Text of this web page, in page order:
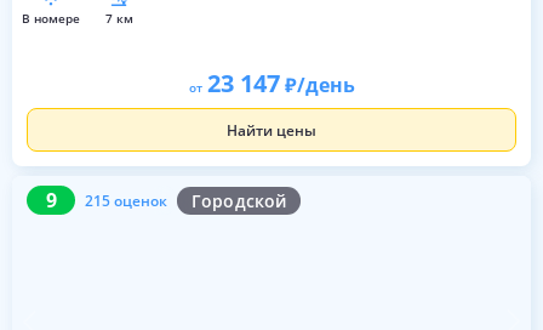
в номере 7 км
от 23 147 /день
Найти цены
9 215 оценок Городской
9 215 оценок